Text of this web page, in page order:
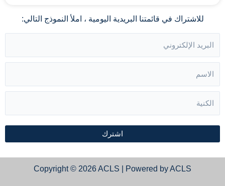
للاشتراك في قائمتنا البريدية اليومية ، املأ النموذج التالي:
اشترك
Copyright © 2026 ACLS | Powered by ACLS